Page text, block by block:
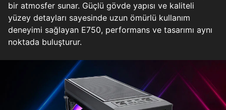
bir atmosfer sunar. Güçlü gövde yapısı ve kaliteli
yüzey detayları sayesinde uzun ömürlü kullanım
deneyimi sağlayan E750, performans ve tasarımı aynı
noktada buluşturur.